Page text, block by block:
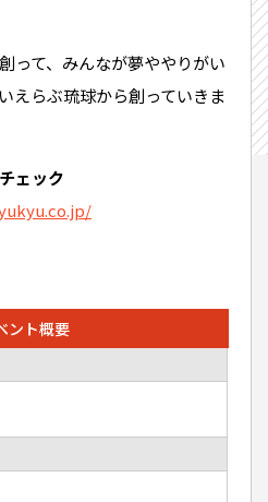
って、みんなが夢ややりがい
えらぶ琉球から創っていきま
ェック
ント概要